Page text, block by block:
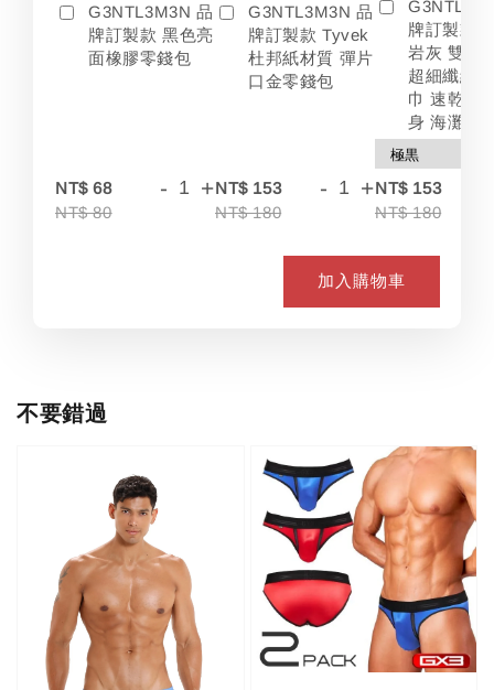
G3NTL3M3N 品
牌訂製款 黑色亮
面橡膠零錢包
NT$ 68
NT$ 80
- +
G3NTL3M3N 品
牌訂製款 Tyvek
杜邦紙材質 彈片
口金零錢包
NT$ 153
NT$ 180
- +
牌訂製款
岩灰 雙色
超細纖維
巾 速乾 吸
身 海灘
NT$ 153
NT$ 180
加入購物車
不要錯過